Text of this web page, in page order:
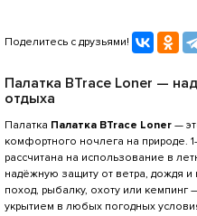
Поделитесь с друзьями!
Палатка BTrace Loner —
отдыха
Палатка Палатка BTrace Loner —
комфортного ночлега на природе.
рассчитана на использование в
надёжную защиту от ветра, дождя
поход, рыбалку, охоту или
укрытием в любых погодных